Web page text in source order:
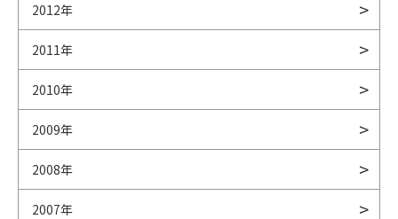
2012年
2011年
2010年
2009年
2008年
2007年